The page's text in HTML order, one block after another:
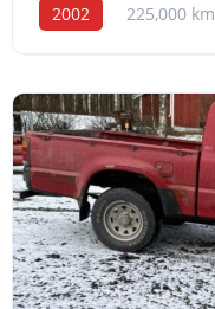
2002 225,000 km